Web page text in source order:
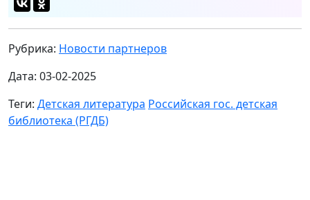
Рубрика: Новости партнеров
Дата: 03-02-2025
Теги: Детская литература Российская гос. детская
библиотека (РГДБ)